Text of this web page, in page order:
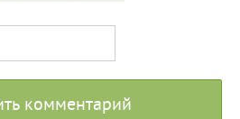
комментарий